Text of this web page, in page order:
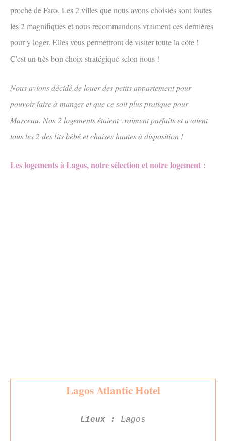
proche de Faro. Les 2 villes que nous avons choisies sont toutes
les 2 magnifiques et nous recommandons vraiment ces dernières
pour y loger. Elles vous permettront de visiter toute la côte !
C'est un très bon choix stratégique selon nous !
Nous avions décidé de louer des petits appartement pour
pouvoir faire à manger et que ce soit plus pratique pour
Marceau. Nos 2 logements étaient vraiment parfaits et avaient
tous les 2 des lits bébé et chaises hautes à disposition !
Les logements à Lagos,notresélection et notre logement :
Lagos Atlantic Hotel
Lieux : Lagos